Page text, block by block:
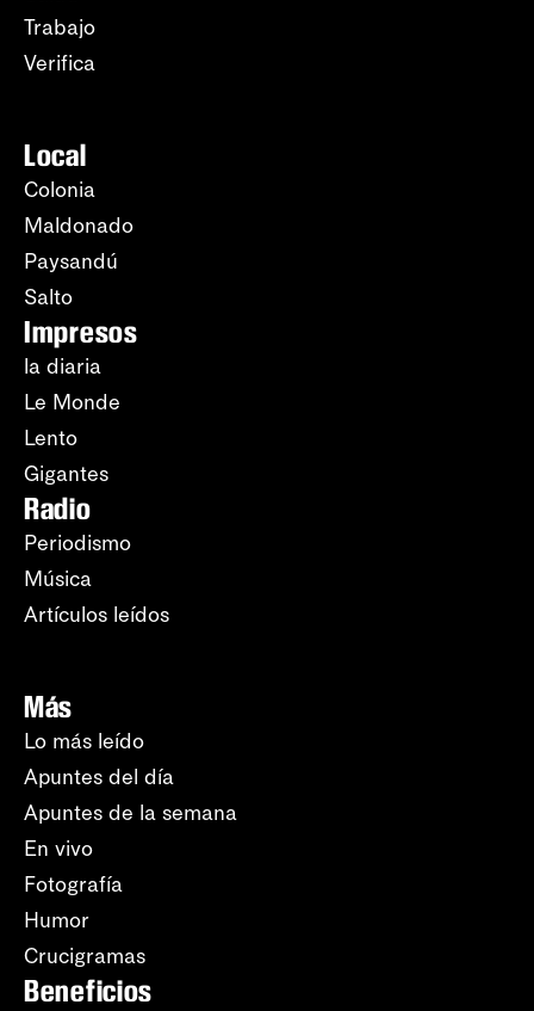
Trabajo
Verifica
Local
Colonia
Maldonado
Paysandú
Salto
Impresos
la diaria
Le Monde
Lento
Gigantes
Radio
Periodismo
Música
Artículos leídos
Más
Lo más leído
Apuntes del día
Apuntes de la semana
En vivo
Fotografía
Humor
Crucigramas
Beneficios